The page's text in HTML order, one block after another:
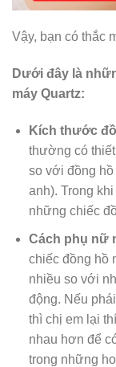
Vậy, bạn có thắc
Dưới đây là
máy Quartz:
Kích thước
thường có
so với đồng hồ
anh). Trong
những chiếc
Cách phụ nữ
chiếc đồng hồ
nhiều so với
động. Nếu
thì chị em lại
nhau hơn để
trong những